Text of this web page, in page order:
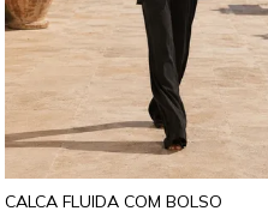
CALCA FLUIDA COM BOLSO